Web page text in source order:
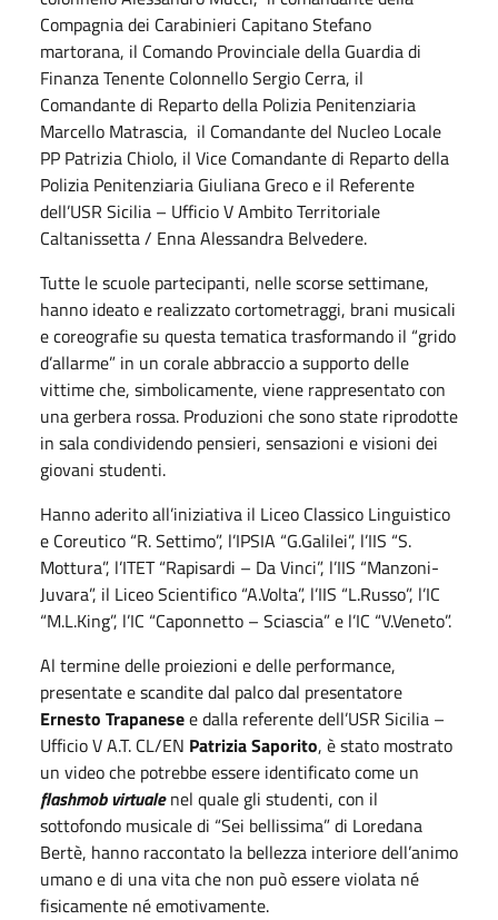
Compagnia dei Carabinieri Capitano Stefano
martorana, il Comando Provinciale della Guardia di
Finanza Tenente Colonnello Sergio Cerra, il
Comandante di Reparto della Polizia Penitenziaria
Marcello Matrascia, il Comandante del Nucleo Locale
PP Patrizia Chiolo, il Vice Comandante di Reparto della
Polizia Penitenziaria Giuliana Greco e il Referente
dell’USR Sicilia – Ufficio V Ambito Territoriale
Caltanissetta / Enna Alessandra Belvedere.
Tutte le scuole partecipanti, nelle scorse settimane,
hanno ideato e realizzato cortometraggi, brani musicali
e coreografie su questa tematica trasformando il “grido
d’allarme” in un corale abbraccio a supporto delle
vittime che, simbolicamente, viene rappresentato con
una gerbera rossa. Produzioni che sono state riprodotte
in sala condividendo pensieri, sensazioni e visioni dei
giovani studenti.
Hanno aderito all’iniziativa il Liceo Classico Linguistico
e Coreutico “R. Settimo”, l’IPSIA “G.Galilei”, l’IIS “S.
Mottura”, l’ITET “Rapisardi – Da Vinci”, l’IIS “Manzoni-
Juvara”, il Liceo Scientifico “A.Volta”, l’IIS “L.Russo”, l’IC
“M.L.King”, l’IC “Caponnetto – Sciascia” e l’IC “V.Veneto”.
Al termine delle proiezioni e delle performance,
presentate e scandite dal palco dal presentatore
Ernesto Trapanesee dalla referente dell’USR Sicilia –
Ufficio V A.T. CL/EN Patrizia Saporito, è stato mostrato
un video che potrebbe essere identificato come un
flashmob virtualenel quale gli studenti, con il
sottofondo musicale di “Sei bellissima” di Loredana
Bertè, hanno raccontato la bellezza interiore dell’animo
umano e di una vita che non può essere violata né
fisicamente né emotivamente.